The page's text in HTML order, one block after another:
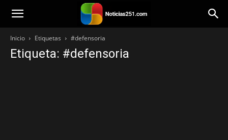
Noticias251
Inicio Etiquetas #defensoria
Etiqueta: #defensoria